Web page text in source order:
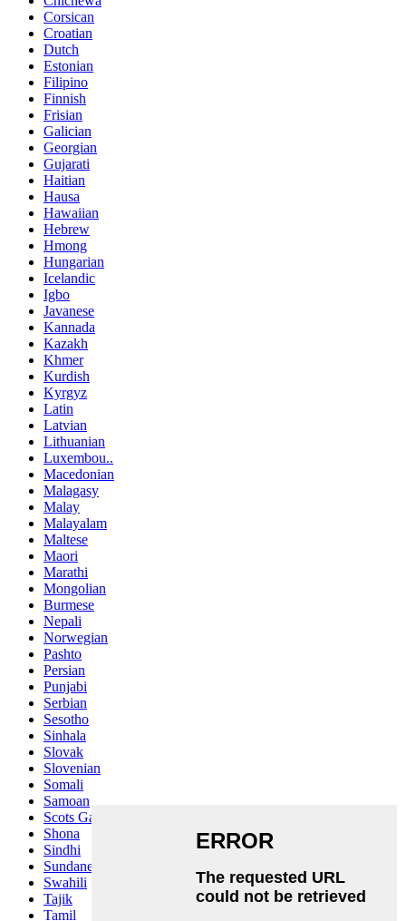
Corsican
Croatian
Dutch
Estonian
Filipino
Finnish
Frisian
Galician
Georgian
Gujarati
Haitian
Hausa
Hawaiian
Hebrew
Hmong
Hungarian
Icelandic
Igbo
Javanese
Kannada
Kazakh
Khmer
Kurdish
Kyrgyz
Latin
Latvian
Lithuanian
Luxembou..
Macedonian
Malagasy
Malay
Malayalam
Maltese
Maori
Marathi
Mongolian
Burmese
Nepali
Norwegian
Pashto
Persian
Punjabi
Serbian
Sesotho
Sinhala
Slovak
Slovenian
Somali
Samoan
Scots Gaelic
Shona
Sindhi
Sundanese
Swahili
Tajik
Tamil